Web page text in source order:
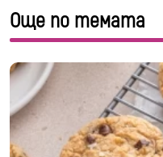
Още по темата